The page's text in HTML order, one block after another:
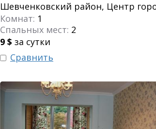
Шевченковский район, Центр
Комнат: 1
Спальных мест: 2
9 $ за сутки
Сравнить